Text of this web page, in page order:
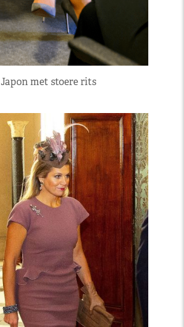
Japon met stoere rits